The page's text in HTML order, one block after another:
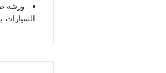
ورشة
السيارات